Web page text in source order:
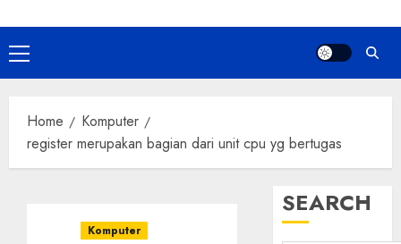
Primary
Menu
Home
Komputer
register merupakan bagian dari unit cpu yg bertugas
Komputer
SEARCH